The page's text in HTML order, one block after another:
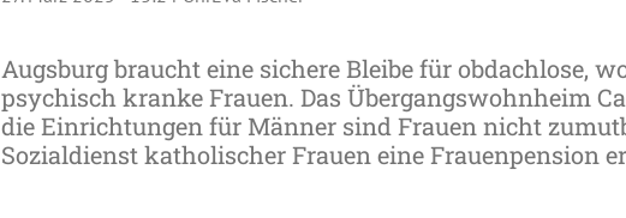
Augsburg braucht eine sichere Bleibe für obdachlose,
psychisch kranke Frauen. Das Übergangswohnheim
die Einrichtungen für Männer sind Frauen nicht
Sozialdienst katholischer Frauen eine Frauenpension